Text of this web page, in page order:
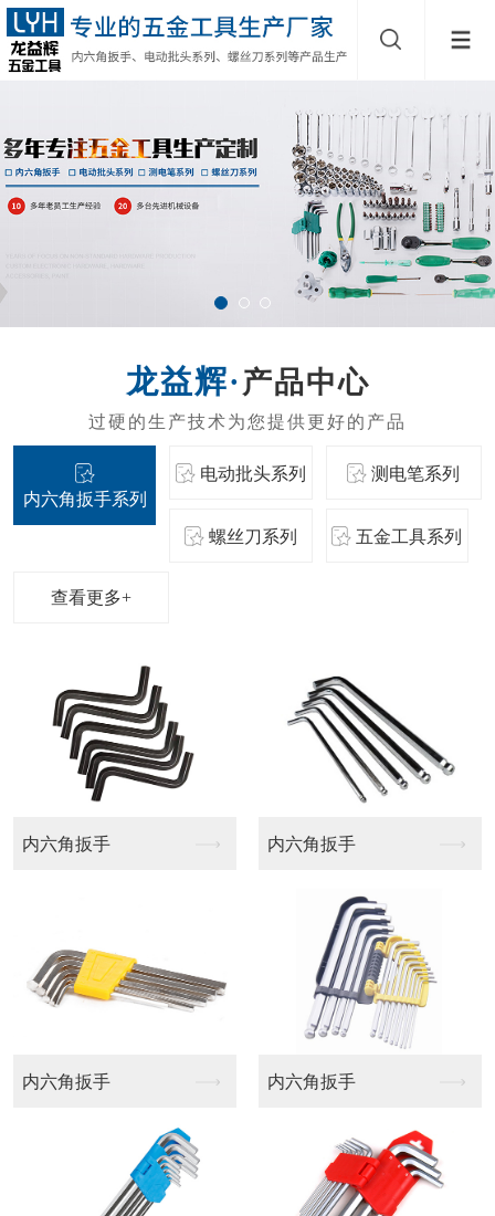
产品中心
内六角扳手系列
电动批头系列 测电笔系列
螺丝刀系列 五金工具系列
查看更多+
航模批头 梅花十字批头
平头十字批头 十字批头